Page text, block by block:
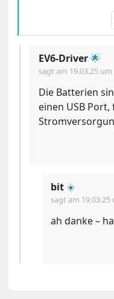
EV6-Driver🌟
sagt am 19.03.25
Die Batterien
einen USB
bit ☀️
sagt am
ah danke –